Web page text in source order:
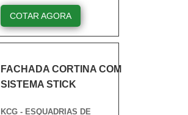
VIDRO GLAZINGQuem pesquisa na
internet por vidro tipo glazing
com porta de correr com persiana
integrada e janelas maxim ar,
COTAR AGORA
FACHADA CORTINA COM
SISTEMA STICK
KCG - ESQUADRIAS DE